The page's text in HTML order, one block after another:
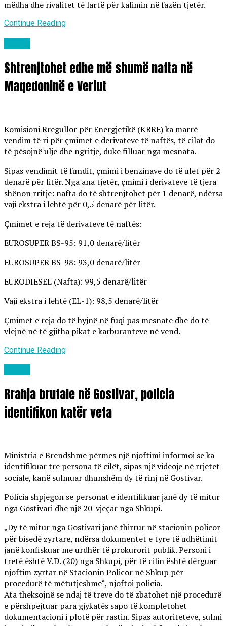
mëdha dhe rivalitet të lartë për kalimin në fazën tjetër.
Continue Reading
Shtrenjtohet edhe më shumë nafta në
Maqedoninë e Veriut
Komisioni Rregullor për Energjetikë (KRRE) ka marrë
vendim të ri për çmimet e derivateve të naftës, të cilat do
të pësojnë ulje dhe ngritje, duke filluar nga mesnata.
Sipas vendimit të fundit, çmimi i benzinave do të ulet për 2
denarë për litër. Nga ana tjetër, çmimi i derivateve të tjera
shënon rritje: nafta do të shtrenjtohet për 1 denarë, ndërsa
vaji ekstra i lehtë për 0,5 denarë për litër.
Çmimet e reja të derivateve të naftës:
EUROSUPER BS-95: 91,0 denarë/litër
EUROSUPER BS-98: 93,0 denarë/litër
EURODIESEL (Nafta): 99,5 denarë/litër
Vaji ekstra i lehtë (EL-1): 98,5 denarë/litër
Çmimet e reja do të hyjnë në fuqi pas mesnate dhe do të
vlejnë në të gjitha pikat e karburanteve në vend.
Continue Reading
Rrahja brutale në Gostivar, policia
identifikon katër veta
Ministria e Brendshme përmes një njoftimi informoi se ka
identifikuar tre persona të cilët, sipas një videoje në rrjetet
sociale, kanë sulmuar dhunshëm dy të rinj në Gostivar.
Policia shpjegon se personat e identifikuar janë dy të mitur
nga Gostivari dhe një 20-vjeçar nga Shkupi.
„Dy të mitur nga Gostivari janë thirrur në stacionin policor
për bisedë zyrtare, ndërsa dokumentet e tyre të udhëtimit
janë konfiskuar me urdhër të prokurorit publik. Personi i
tretë është V.D. (20) nga Shkupi, për të cilin është dërguar
njoftim zyrtar në Stacionin Policor në Shkup për
procedurë të mëtutjeshme“, njoftoi policia.
Ata theksojnë se ndaj të treve do të zbatohet një procedurë
e përshpejtuar para gjykatës sapo të kompletohet
dokumentacioni i plotë për rastin. Sipas autoriteteve, sulmi